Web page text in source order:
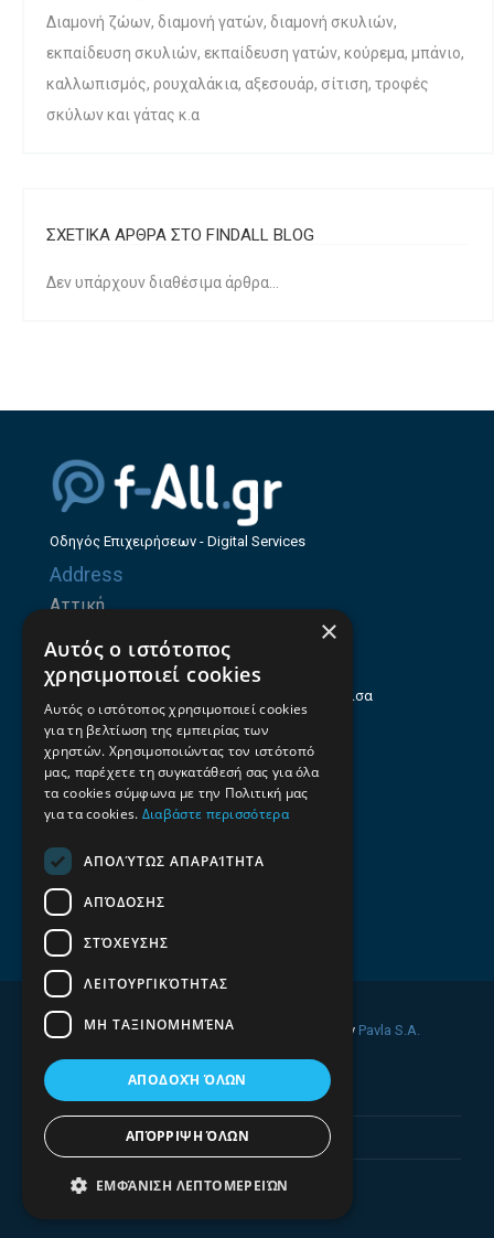
Διαμονή ζώων, διαμονή γατών, διαμονή σκυλιών,
εκπαίδευση σκυλιών, εκπαίδευση γατών, κούρεμα, μπάνιο,
καλλωπισμός, ρουχαλάκια, αξεσουάρ, σίτιση, τροφές
σκύλων και γάτας κ.α
ΣΧΕΤΙΚΑ ΑΡΘΡΑ ΣΤΟ FINDALL BLOG
Δεν υπάρχουν διαθέσιμα άρθρα...
Οδηγός Επιχειρήσεων - Digital Services
Address
Αττική
Θεσσαλία
Ηρώων Πολυτεχνείου 214 (1ος Όροφος), Λάρισα
Επαγγελματικός οδηγός Λάρισας
Emails
Contacts
+30 2106100088
+30 2410533884
© 2026 FINDALL. All rights reserved. Developed by Pavla S.A.
×
Αυτός ο ιστότοπος
χρησιμοποιεί cookies
Αυτός ο ιστότοπος χρησιμοποιεί cookies
για τη βελτίωση της εμπειρίας των
χρηστών. Χρησιμοποιώντας τον ιστότοπό
μας, παρέχετε τη συγκατάθεσή σας για όλα
τα cookies σύμφωνα με την Πολιτική μας
για τα cookies. Διαβάστε περισσότερα
ΑΠΟΛΎΤΩΣ ΑΠΑΡΑΊΤΗΤΑ
ΑΠΌΔΟΣΗΣ
ΣΤΌΧΕΥΣΗΣ
ΛΕΙΤΟΥΡΓΙΚΌΤΗΤΑΣ
ΜΗ ΤΑΞΙΝΟΜΗΜΈΝΑ
ΑΠΟΔΟΧΉ ΌΛΩΝ
ΑΠΌΡΡΙΨΗ ΌΛΩΝ
ΕΜΦΆΝΙΣΗ ΛΕΠΤΟΜΕΡΕΙΏΝ